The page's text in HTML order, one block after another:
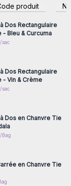
produit
vous pour
aux prix de gros
Dos Rectangulaire
- Bleu & Curcuma
sac
vous ou
Dos Rectangulaire
- Vin & Crème
sac
vous ou
Dos en Chanvre Tie
Bag
vous ou
en Chanvre Tie
vous ou